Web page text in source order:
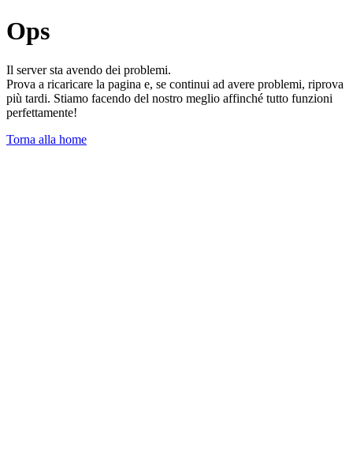
Ops
Il server sta avendo dei problemi.
Prova a ricaricare la pagina e, se continui ad avere problemi, riprova
più tardi. Stiamo facendo del nostro meglio affinché tutto funzioni
perfettamente!
Torna alla home